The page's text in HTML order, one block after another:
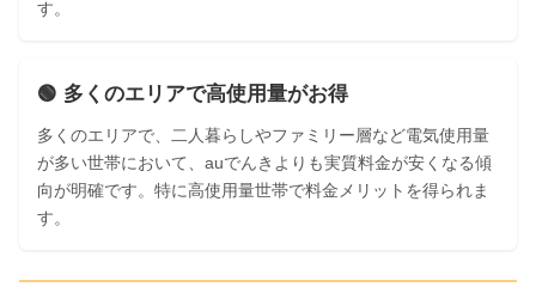
す。
🟢 多くのエリアで高使用量がお得
多くのエリアで、二人暮らしやファミリー層など電気使用量
が多い世帯において、auでんきよりも実質料金が安くなる傾
向が明確です。特に高使用量世帯で料金メリットを得られま
す。